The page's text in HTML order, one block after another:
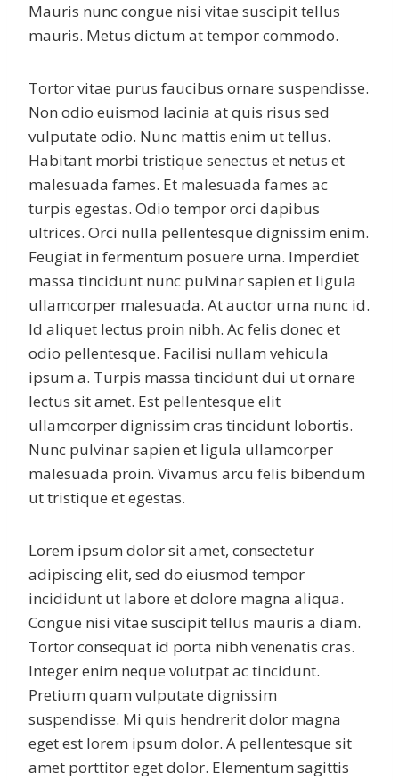
Mauris nunc congue nisi vitae suscipit tellus
mauris. Metus dictum at tempor commodo.
Tortor vitae purus faucibus ornare suspendisse.
Non odio euismod lacinia at quis risus sed
vulputate odio. Nunc mattis enim ut tellus.
Habitant morbi tristique senectus et netus et
malesuada fames. Et malesuada fames ac
turpis egestas. Odio tempor orci dapibus
ultrices. Orci nulla pellentesque dignissim enim.
Feugiat in fermentum posuere urna. Imperdiet
massa tincidunt nunc pulvinar sapien et ligula
ullamcorper malesuada. At auctor urna nunc id.
Id aliquet lectus proin nibh. Ac felis donec et
odio pellentesque. Facilisi nullam vehicula
ipsum a. Turpis massa tincidunt dui ut ornare
lectus sit amet. Est pellentesque elit
ullamcorper dignissim cras tincidunt lobortis.
Nunc pulvinar sapien et ligula ullamcorper
malesuada proin. Vivamus arcu felis bibendum
ut tristique et egestas.
Lorem ipsum dolor sit amet, consectetur
adipiscing elit, sed do eiusmod tempor
incididunt ut labore et dolore magna aliqua.
Congue nisi vitae suscipit tellus mauris a diam.
Tortor consequat id porta nibh venenatis cras.
Integer enim neque volutpat ac tincidunt.
Pretium quam vulputate dignissim
suspendisse. Mi quis hendrerit dolor magna
eget est lorem ipsum dolor. A pellentesque sit
amet porttitor eget dolor. Elementum sagittis